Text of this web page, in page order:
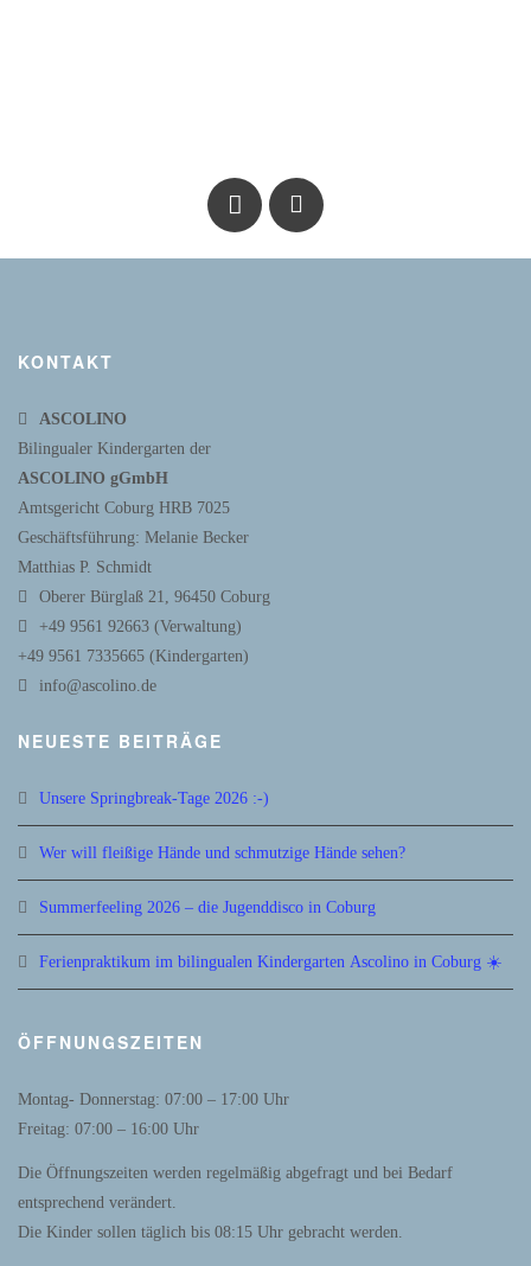
KONTAKT
ASCOLINO
Bilingualer Kindergarten der
ASCOLINO gGmbH
Amtsgericht Coburg HRB 7025
Geschäftsführung: Melanie Becker
Matthias P. Schmidt
Oberer Bürglaß 21, 96450 Coburg
+49 9561 92663 (Verwaltung)
+49 9561 7335665 (Kindergarten)
info@ascolino.de
NEUESTE BEITRÄGE
Unsere Springbreak-Tage 2026 :-)
Wer will fleißige Hände und schmutzige Hände sehen?
Summerfeeling 2026 – die Jugenddisco in Coburg
Ferienpraktikum im bilingualen Kindergarten Ascolino in Coburg ☀️
ÖFFNUNGSZEITEN
Montag- Donnerstag: 07:00 – 17:00 Uhr
Freitag: 07:00 – 16:00 Uhr
Die Öffnungszeiten werden regelmäßig abgefragt und bei Bedarf
entsprechend verändert.
Die Kinder sollen täglich bis 08:15 Uhr gebracht werden.